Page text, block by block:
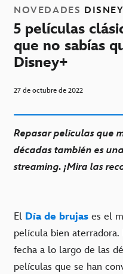
NOVEDADES
5 películas
que no sabías
Disney+
27 de octubre de 2022
Repasar películas que
décadas también es
streaming. ¡Mira las
El Día de brujas es el
película bien
fecha a lo largo de las
películas que se han